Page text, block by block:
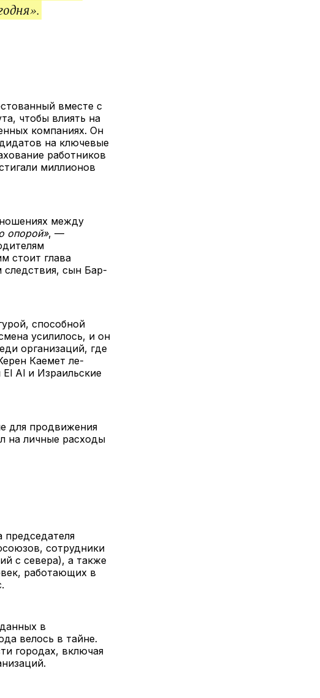
вместе с
чтобы влиять на
компаниях. Он
на ключевые
работников
миллионов
между
опорой», —
стоит глава
следствия, сын Бар-
способной
усилилось, и он
организаций, где
Каемет ле-
Al и Израильские
для продвижения
на личные расходы
председателя
сотрудники
с севера), а также
работающих в
в
велось в тайне.
городах, включая